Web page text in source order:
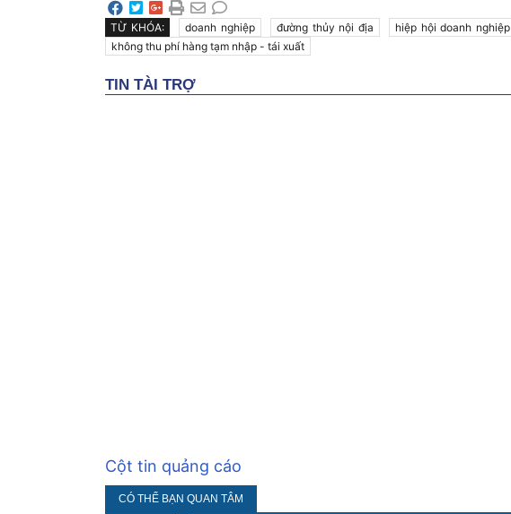
TỪ KHÓA: doanh nghiệp đường thủy nội địa hiệp hội doanh nghiệp
không thu phí hàng tạm nhập - tái xuất
Cột tin quảng cáo
CÓ THỂ BẠN QUAN TÂM